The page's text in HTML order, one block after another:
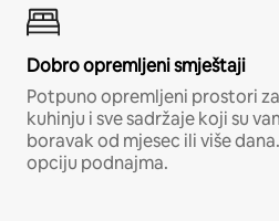
Dobro opremljeni smještaji
Potpuno opremljeni prostori
kuhinju i sve sadržaje koji su
boravak od mjesec ili više
opciju podnajma.